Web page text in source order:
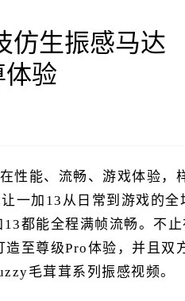
仿生振感马达
体验
性能、流畅、游戏体验，
一加13从日常到游戏的全
都能全程满帧流畅。不
至尊级Pro体验，并且双
毛茸茸系列振感视频。